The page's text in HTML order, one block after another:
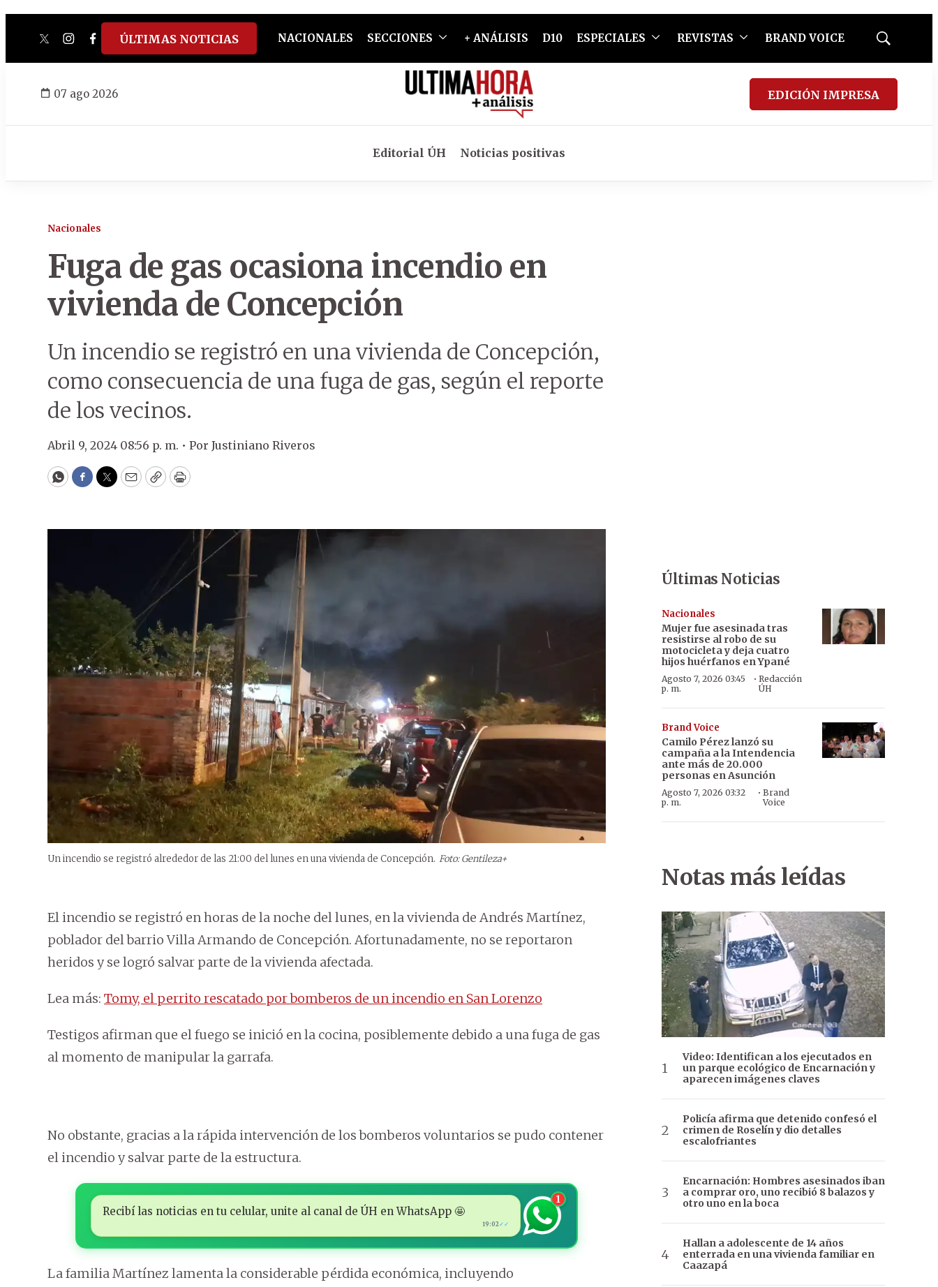
twitterinstagram
facebook
tiktokyoutube
spotify
ÚLTIMAS NOTICIAS NACIONALES SECCIONES + ANÁLISIS D10 ESPECIALES REVISTAS BRAND VOICE
Mostrar
07 ago 2026 EDICIÓN IMPRESA
Editorial ÚH Noticias positivas
Nacionales
Fuga de gas ocasiona incendio en
vivienda de Concepción
Un incendio se registró en una vivienda de Concepción,
como consecuencia de una fuga de gas, según el reporte
de los vecinos.
Abril 9, 2024 08:56 p. m. • Por Justiniano Riveros
WhatsApp
Facebook
Twitter
EmailCopyPrint
Un incendio se registró alrededor de las 21:00 del lunes en una vivienda de Concepción. Foto: Gentileza+
El incendio se registró en horas de la noche del lunes, en la vivienda de Andrés Martínez,
poblador del barrio Villa Armando de Concepción. Afortunadamente, no se reportaron
heridos y se logró salvar parte de la vivienda afectada.
Lea más: Tomy, el perrito rescatado por bomberos de un incendio en San Lorenzo
Testigos afirman que el fuego se inició en la cocina, posiblemente debido a una fuga de gas
al momento de manipular la garrafa.
No obstante, gracias a la rápida intervención de los bomberos voluntarios se pudo contener
el incendio y salvar parte de la estructura.
Recibí las noticias en tu celular, unite al canal de ÚH en WhatsApp 🤩
19:02✓✓
1
La familia Martínez lamenta la considerable pérdida económica, incluyendo
Últimas Noticias
Nacionales
Mujer fue asesinada tras
resistirse al robo de su
motocicleta y deja cuatro
hijos huérfanos en Ypané
Agosto 7, 2026 03:45
p. m.
· Redacción
ÚH
Brand Voice
Camilo Pérez lanzó su
campaña a la Intendencia
ante más de 20.000
personas en Asunción
Agosto 7, 2026 03:32
p. m.
· Brand
Voice
Notas más leídas
Video: Identifican a los ejecutados en
un parque ecológico de Encarnación y
aparecen imágenes claves
Policía afirma que detenido confesó el
crimen de Roselín y dio detalles
escalofriantes
Encarnación: Hombres asesinados iban
a comprar oro, uno recibió 8 balazos y
otro uno en la boca
Hallan a adolescente de 14 años
enterrada en una vivienda familiar en
Caazapá